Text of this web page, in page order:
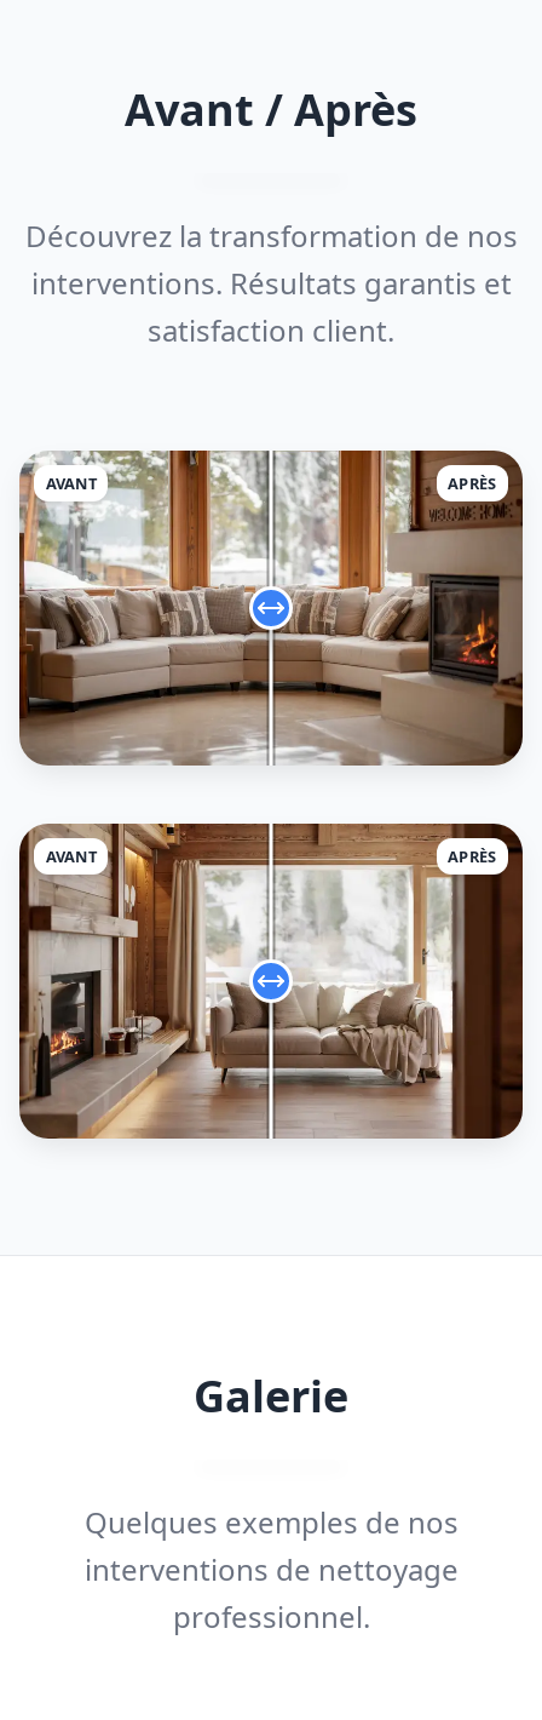
Avant / Après
Découvrez la transformation de nos
interventions. Résultats garantis et
satisfaction client.
AVANT APRÈS
AVANT APRÈS
Galerie
Quelques exemples de nos
interventions de nettoyage
professionnel.